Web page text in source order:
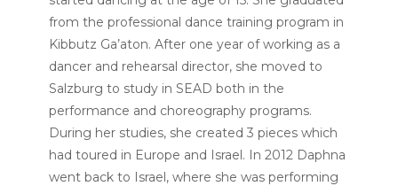
from the professional dance training program in
Kibbutz Ga’aton. After one year of working as a
dancer and rehearsal director, she moved to
Salzburg to study in SEAD both in the
performance and choreography programs.
During her studies, she created 3 pieces which
had toured in Europe and Israel. In 2012 Daphna
went back to Israel, where she was performing